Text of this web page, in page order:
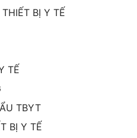
BỊ Y TẾ
TẾ
TBYT
BỊ Y TẾ